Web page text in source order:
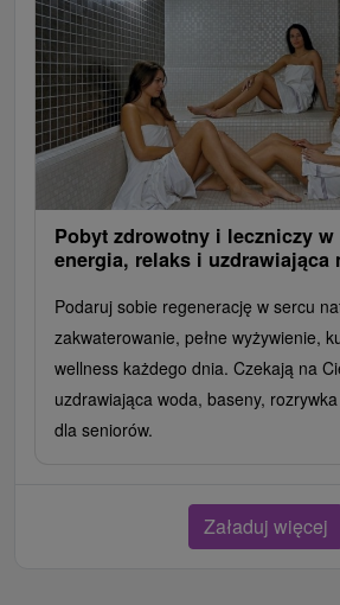
Pobyt zdrowotny i leczniczy
energia, relaks i uzdrawiająca
Podaruj sobie regenerację w sercu
zakwaterowanie, pełne wyżywienie,
wellness każdego dnia. Czekają na
uzdrawiająca woda, baseny,
dla seniorów.
Załaduj więcej